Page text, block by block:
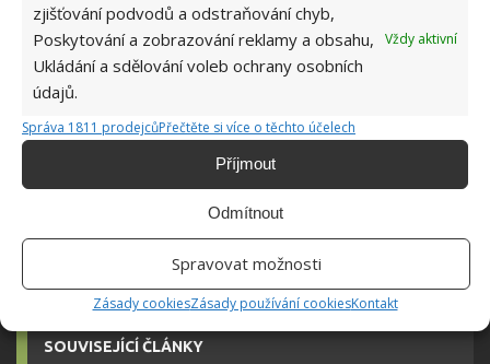
zjišťování podvodů a odstraňování chyb,
Poskytování a zobrazování reklamy a obsahu,
Ukládání a sdělování voleb ochrany osobních
údajů.
Vždy aktivní
Správa 1811 prodejcůPřečtěte si více o těchto účelech
Příjmout
Odmítnout
Spravovat možnosti
Zásady cookiesZásady používání cookiesKontakt
Jiří Kolář
univerzity, který je již od malička
velkým kutilem. V podstatě vše, co je
možné najít v j...
SOUVISEJÍCÍ ČLÁNKY